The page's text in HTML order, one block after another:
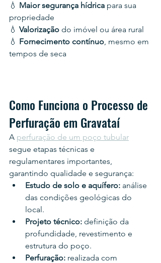
💧 Maior segurança hídrica para sua
propriedade
💧 Valorização do imóvel ou área rural
💧 Fornecimento contínuo, mesmo em
tempos de seca
Como Funciona o Processo de
Perfuração em Gravataí
A perfuração de um poço tubular
segue etapas técnicas e
regulamentares importantes,
garantindo qualidade e segurança:
Estudo de solo e aquífero: análise
das condições geológicas do
local.
Projeto técnico: definição da
profundidade, revestimento e
estrutura do poço.
Perfuração: realizada com